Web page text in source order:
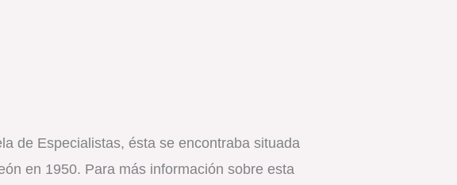
de Especialistas, ésta se encontraba situada
en 1950. Para más información sobre esta